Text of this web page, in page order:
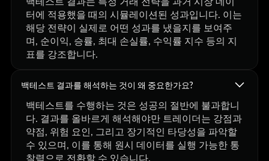
터에 적용했을 때의 시뮬레이션된 성과입니다. 이는
해당 전략이 실제로 어떤 성과를 냈을지를 보여주
며, 순이익, 승률, 최대 손실률, 수익률 지수 등의 지
표를 강조합니다.
백테스트 결과를 해석하는 것이 왜 중요한가요?
백테스트를 수행하는 것은 성공의 절반에 불과합니
다. 결과를 올바르게 해석해야만 트레이더는 강점과
약점, 위험 요인, 그리고 장기적인 타당성을 파악할
수 있으며, 이를 통해 원시 데이터를 실행 가능한 통